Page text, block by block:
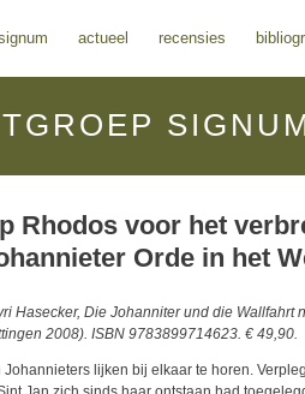
actueel recensies
Rhodos voor het
Orde in het
Hasecker, Die Johanniter und die Wallfahrt
2008). ISBN 9783899714623. € 49,90.
lijken bij elkaar te horen.